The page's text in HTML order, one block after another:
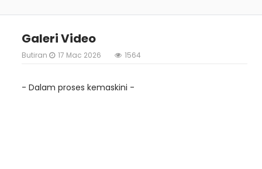
Galeri Video
Butiran 17 Mac 2026 1564
- Dalam proses kemaskini -